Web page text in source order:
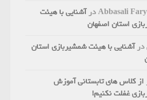
Abbasaliدرآشنایی با هیئت
استان اصفهان
درآشنایی با هیئت شمشیربازی استان
از کلاس های تابستانی آموزش
غفلت نکنیم!